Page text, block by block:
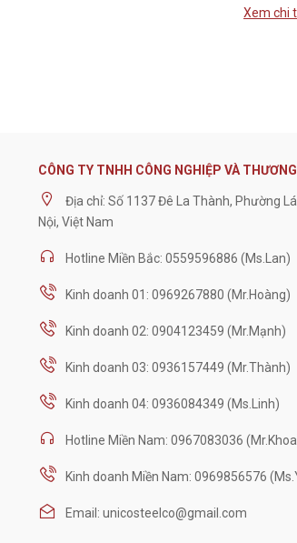
Xem chi
CÔNG TY TNHH CÔNG NGHIỆP VÀ
Địa chỉ: Số 1137 Đê La Thành, Phường
Nội, Việt Nam
Hotline Miền Bắc: 0559596886 (Ms.Lan)
Kinh doanh 01: 0969267880 (Mr.Hoàng)
Kinh doanh 02: 0904123459 (Mr.Mạnh)
Kinh doanh 03: 0936157449 (Mr.Thành)
Kinh doanh 04: 0936084349 (Ms.Linh)
Hotline Miền Nam: 0967083036
Kinh doanh Miền Nam: 0969856576
Email: unicosteelco@gmail.com